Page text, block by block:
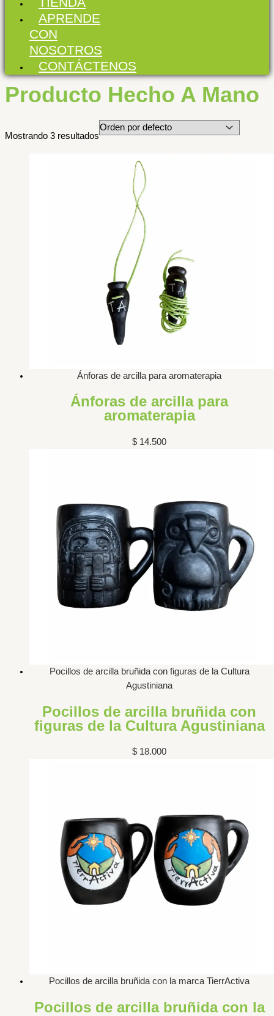
APRENDE
CON
NOSOTROS
CONTÁCTENOS
Producto Hecho A Mano
Mostrando 3 resultados
Ánforas de arcilla para aromaterapia
Ánforas de arcilla para
aromaterapia
$ 14.500
Pocillos de arcilla bruñida con figuras de la Cultura
Agustiniana
Pocillos de arcilla bruñida con
figuras de la Cultura Agustiniana
$ 18.000
Pocillos de arcilla bruñida con la marca TierrActiva
Pocillos de arcilla bruñida con la